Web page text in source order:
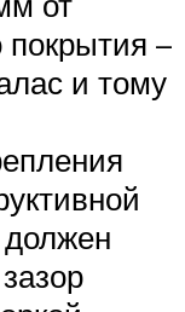
покрытия –
и тому